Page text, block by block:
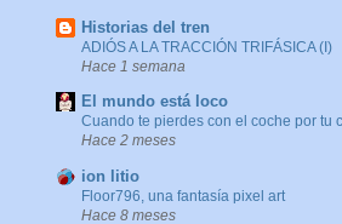
Historias del tren
ADIÓS A LA TRACCIÓN TRIFÁSICA (I)
Hace 1 semana
El mundo está loco
Cuando te pierdes con el coche por tu
Hace 2 meses
ion litio
Floor796, una fantasía pixel art
Hace 8 meses